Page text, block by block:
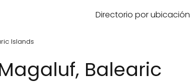
Directorio por ubicación
Islands
Balearic